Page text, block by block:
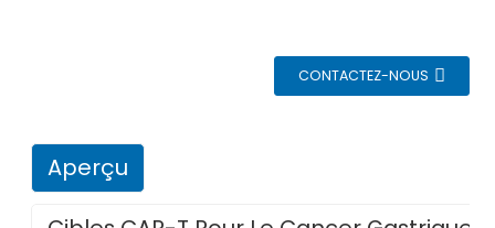
CONTACTEZ-NOUS
Aperçu